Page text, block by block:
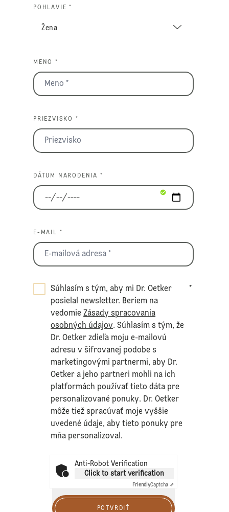
POHLAVIE *
MENO *
PRIEZVISKO *
DÁTUM NARODENIA *
E-MAIL *
Súhlasím s tým, aby mi Dr. Oetker
posielal newsletter. Beriem na
vedomieZásady spracovania
osobných údajov. Súhlasím s tým, že
Dr. Oetker zdieľa moju e-mailovú
adresu v šifrovanej podobe s
marketingovými partnermi, aby Dr.
Oetker a jeho partneri mohli na ich
platformách používať tieto dáta pre
personalizované ponuky. Dr. Oetker
môže tiež spracúvať moje vyššie
uvedené údaje, aby tieto ponuky pre
mňa personalizoval.
*
Anti-Robot Verification
Click to start verification
FriendlyCaptcha ⇗
POTVRDIŤ